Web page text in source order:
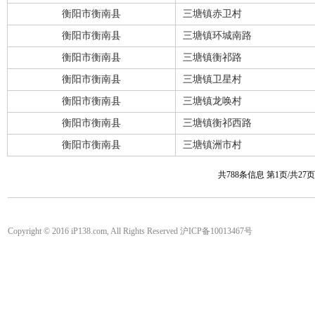
衡阳市衡南县 三塘镇赤卫村
衡阳市衡南县 三塘镇环城南路
衡阳市衡南县 三塘镇衡祁路
衡阳市衡南县 三塘镇卫星村
衡阳市衡南县 三塘镇龙唤村
衡阳市衡南县 三塘镇衡祁西路
衡阳市衡南县 三塘镇洲市村
共788条信息 第1页/共27
Copyright © 2016 iP138.com, All Rights Reserved 沪ICP备10013467号